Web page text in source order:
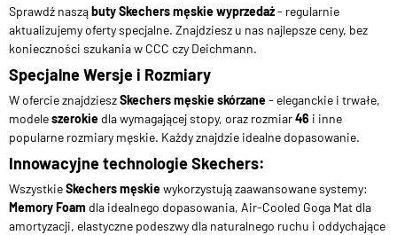
Sprawdź nasząbuty Skechers męskie wyprzedaż- regularnie
aktualizujemy oferty specjalne. Znajdziesz u nas najlepsze ceny, bez
konieczności szukania w CCC czy Deichmann.
Specjalne Wersje i Rozmiary
W ofercie znajdzieszSkechers męskie skórzane- eleganckie i trwałe,
modeleszerokie dla wymagającej stopy, oraz rozmiar46 i inne
popularne rozmiary męskie. Każdy znajdzie idealne dopasowanie.
Innowacyjne technologie Skechers:
WszystkieSkechers męskiewykorzystują zaawansowane systemy:
Memory Foam dla idealnego dopasowania, Air-Cooled Goga Mat dla
amortyzacji, elastyczne podeszwy dla naturalnego ruchu i oddychające